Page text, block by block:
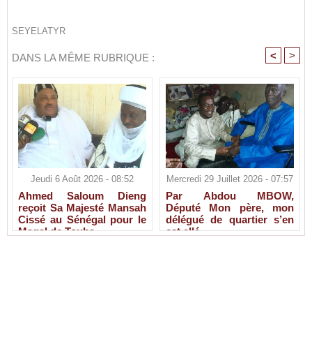
SEYELATYR
DANS LA MÊME RUBRIQUE : < >
Jeudi 6 Août 2026 - 08:52
Ahmed Saloum Dieng
reçoit Sa Majesté Mansah
Cissé au Sénégal pour le
Magal de Touba.
Mercredi 29 Juillet 2026 - 07:57
Par Abdou MBOW,
Député Mon père, mon
délégué de quartier s’en
est allé.